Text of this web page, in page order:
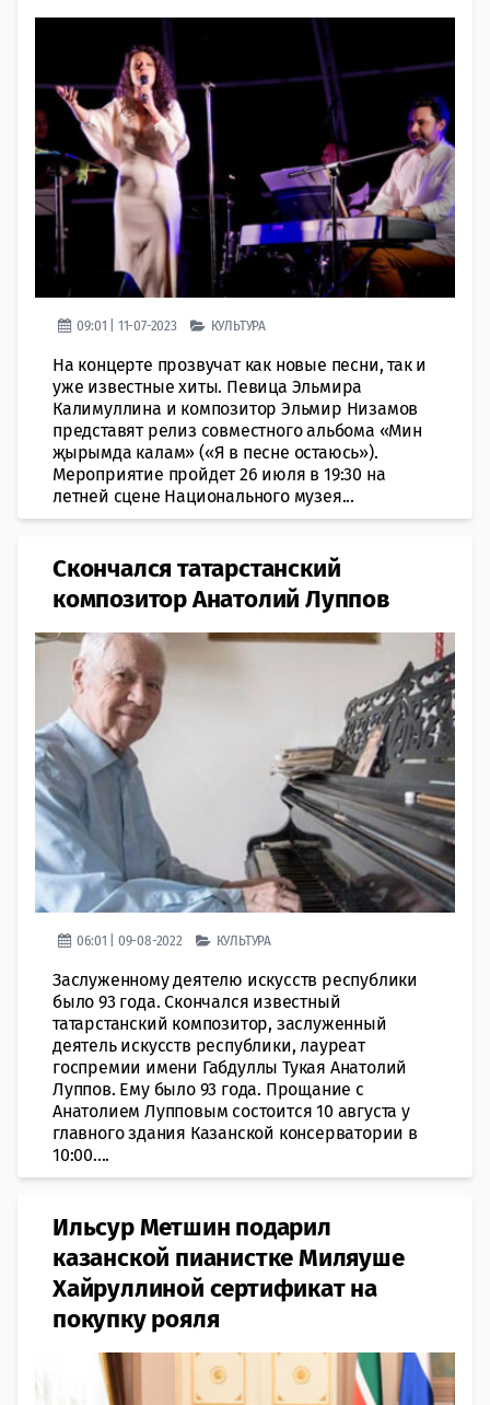
09:01 | 11-07-2023 КУЛЬТУРА
На концерте прозвучат как новые песни, так и
уже известные хиты. Певица Эльмира
Калимуллина и композитор Эльмир Низамов
представят релиз совместного альбома «Мин
җырымда калам» («Я в песне остаюсь»).
Мероприятие пройдет 26 июля в 19:30 на
летней сцене Национального музея...
Скончался татарстанский
композитор Анатолий Луппов
06:01 | 09-08-2022 КУЛЬТУРА
Заслуженному деятелю искусств республики
было 93 года. Скончался известный
татарстанский композитор, заслуженный
деятель искусств республики, лауреат
госпремии имени Габдуллы Тукая Анатолий
Луппов. Ему было 93 года. Прощание с
Анатолием Лупповым состоится 10 августа у
главного здания Казанской консерватории в
10:00....
Ильсур Метшин подарил
казанской пианистке Миляуше
Хайруллиной сертификат на
покупку рояля